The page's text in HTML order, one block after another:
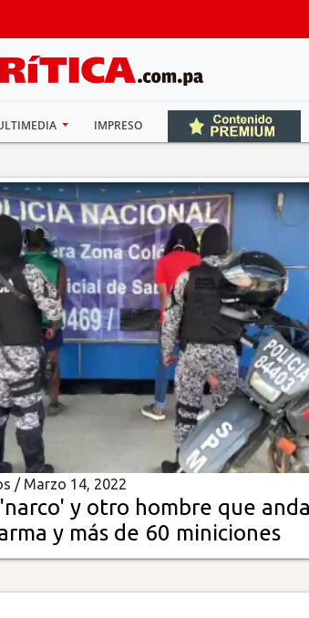
IMPRESO
/ Marzo 14, 2022
y otro hombre que
y más de 60 miniciones